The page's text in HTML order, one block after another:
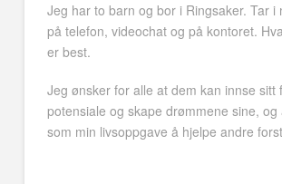
Jeg har to barn og bor i Ringsaker. Tar i
på telefon, videochat og på kontoret.
er best.
Jeg ønsker for alle at dem kan innse sitt
potensiale og skape drømmene sine, og
som min livsoppgave å hjelpe andre